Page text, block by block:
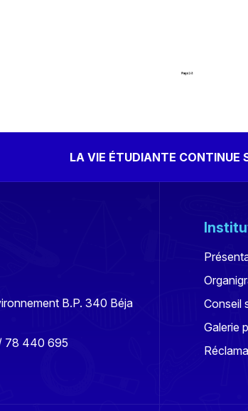
LA VIE ÉTUDIANTE CONTINUE
B.P. 340 Béja
78 440 695
Conseil
Galerie